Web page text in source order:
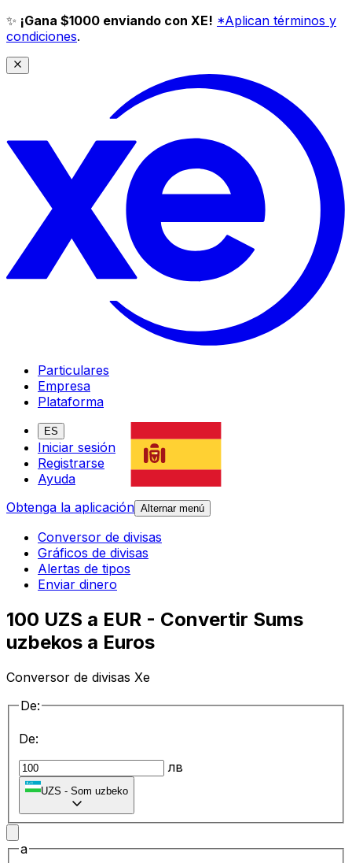
✨ ¡Gana $1000 enviando con XE! *Aplican términos y
condiciones.
Particulares
Empresa
Plataforma
ES
Iniciar sesión
Registrarse
Ayuda
Obtenga la aplicación Alternar menú
Conversor de divisas
Gráficos de divisas
Alertas de tipos
Enviar dinero
100 UZS a EUR - Convertir Sums
uzbekos a Euros
Conversor de divisas Xe
De:
De:
лв
UZS - Som uzbeko
a